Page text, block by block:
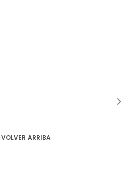
VOLVER ARRIBA